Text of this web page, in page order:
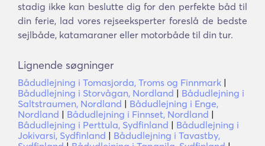
stadig ikke kan beslutte dig for den perfekte båd til
din ferie, lad vores rejseeksperter foreslå de bedste
sejlbåde, katamaraner eller motorbåde til din tur.
Lignende søgninger
Bådudlejning i Tomasjorda, Troms og Finnmark |
Bådudlejning i Storvågan, Nordland | Bådudlejning i
Saltstraumen, Nordland | Bådudlejning i Enge,
Nordland | Bådudlejning i Finnset, Nordland |
Bådudlejning i Perttula, Sydfinland | Bådudlejning i
Jokivarsi, Sydfinland | Bådudlejning i Tavastby,